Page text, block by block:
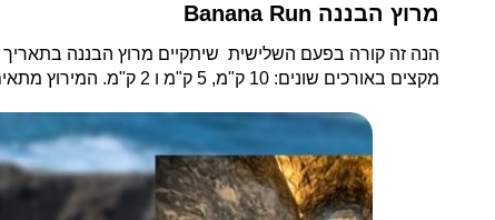
מרוץ הבננה Banana Run
מקצים באורכים שונים: 10 ק"מ, 5 ק"מ ו 2 ק"מ. המירוץ מתאים לכל המשפחה בהרשמה מראש באתר הרישמי –